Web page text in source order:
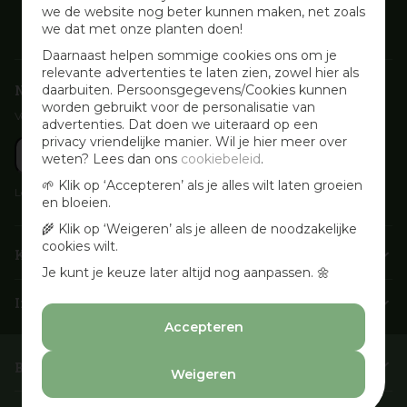
we de website nog beter kunnen maken, net zoals
we dat met onze planten doen!
Daarnaast helpen sommige cookies ons om je
relevante advertenties te laten zien, zowel hier als
daarbuiten. Persoonsgegevens/Cookies kunnen
worden gebruikt voor de personalisatie van
advertenties. Dat doen we uiteraard op een
privacy vriendelijke manier. Wil je hier meer over
weten? Lees dan ons cookiebeleid.
🌱 Klik op ‘Accepteren’ als je alles wilt laten groeien
en bloeien.
🌾 Klik op ‘Weigeren’ als je alleen de noodzakelijke
cookies wilt.
Je kunt je keuze later altijd nog aanpassen. 🌼
Accepteren
Weigeren
Nieuwsbrief aanmelden
Voor wekelijkse aanbiedingen, activiteiten en inspirerende tips
Lees onzePrivacyverklaring
Klantenservice
Info & openingstijden